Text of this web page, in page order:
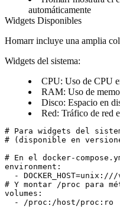
automáticamente
Widgets Disponibles
Homarr incluye una amplia
Widgets del sistema:
CPU: Uso de CPU
RAM: Uso de
Disco: Espacio en
Red: Tráfico de red
# Para widgets del
# (disponible en
# En el docker-
environment:
-
# Y montar /proc para
volumes: